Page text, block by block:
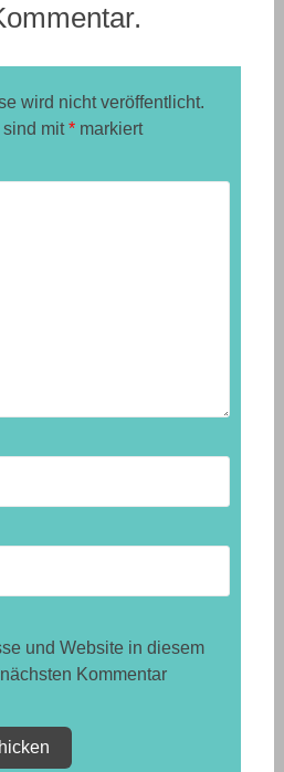
wird nicht veröffentlicht.
sind mit*markiert
und Website in diesem
Kommentar